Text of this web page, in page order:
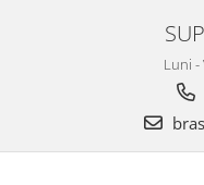
Periferice PC si accesorii
Boxe portabile
Luni -